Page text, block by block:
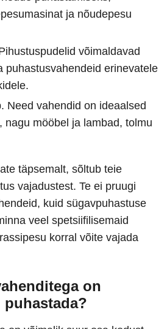
ja nõudepesu
võimaldavad
puhastusvahendeid erinevatele
Need vahendid on ideaalsed
nagu mööbel ja lambad, tolmu
täpsemalt, sõltub teie
vajadustest. Te ei pruugi
kuid sügavpuhastuse
veel spetsiifilisemaid
korral võite vajada
on